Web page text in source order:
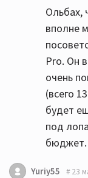
Ольбах,
вполне
Pro. Он
очень
(всего
будет
под
бюджет.
Yuriy55 23